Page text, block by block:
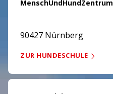
MenschUndHundZentrum
90427 Nürnberg
ZUR HUNDESCHULE